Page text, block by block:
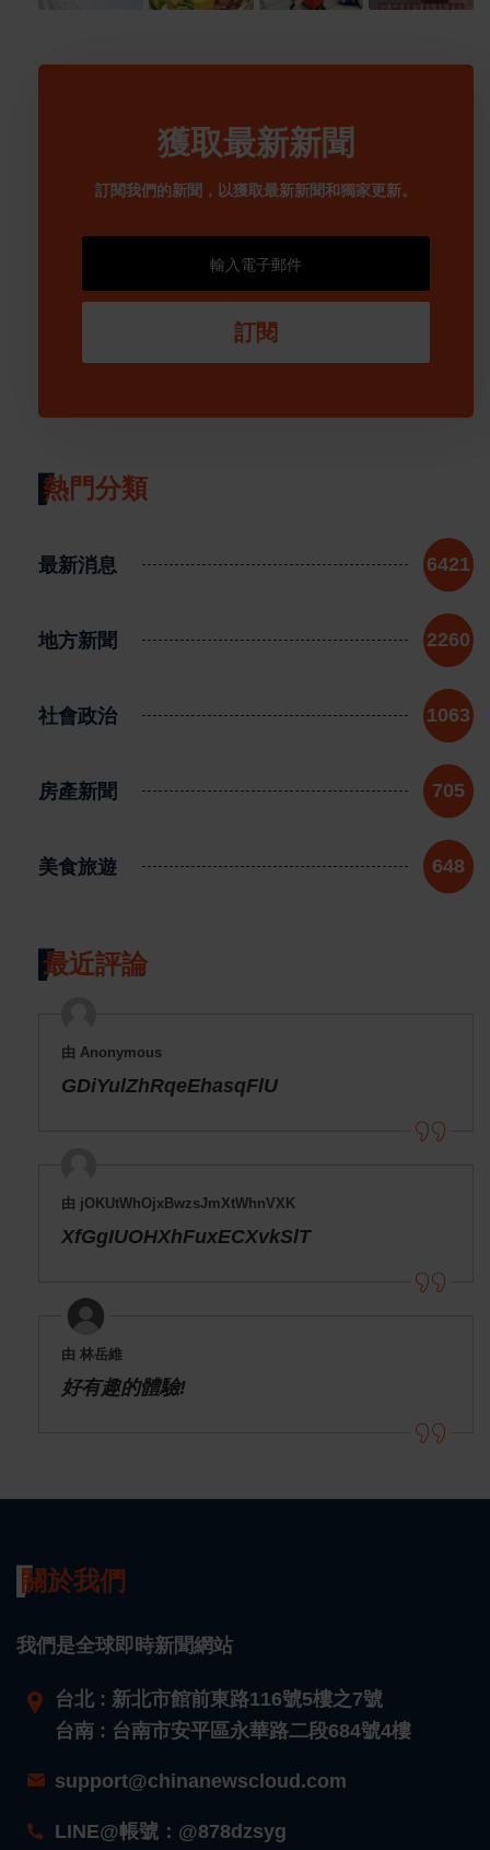
獲取最新新聞
訂閱我們的新聞，以獲取最新新聞和獨家更新。
訂閱
熱門分類
最新消息 6421
地方新聞 2260
社會政治 1063
房產新聞 705
美食旅遊 648
最近評論
由 Anonymous
GDiYulZhRqeEhasqFlU
由 jOKUtWhOjxBwzsJmXtWhnVXK
XfGgIUOHXhFuxECXvkSlT
由 林岳維
好有趣的體驗!
關於我們
我們是全球即時新聞網站
台北 : 新北市館前東路116號5樓之7號
台南 : 台南市安平區永華路二段684號4樓
support@chinanewscloud.com
LINE@帳號：@878dzsyg